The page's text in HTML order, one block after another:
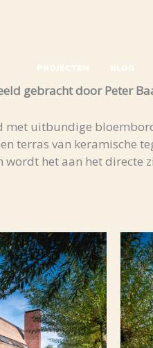
PROJECTEN BLOG
gebracht door Peter
uitbundige
terras van keramische
het aan het directe